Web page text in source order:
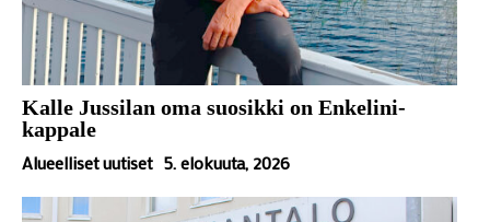
Kalle Jussilan oma suosikki on Enkelini-
kappale
Alueelliset uutiset 5. elokuuta, 2026